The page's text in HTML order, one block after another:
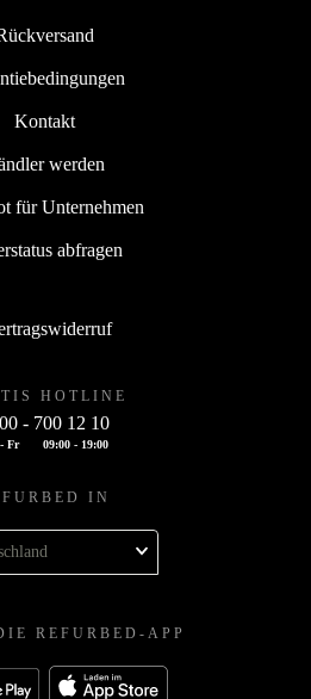
Kontakt
werden
für Unternehmen
abfragen
HOTLINE
- 700 12 10
Fr 09:00 - 19:00
IN
REFURBED-APP